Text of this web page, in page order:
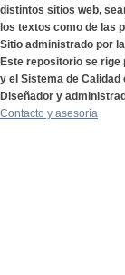
distintos sitios web,
los textos como de las
Sitio administrado por
Este repositorio se
y el Sistema de
Diseñador y
Contacto y asesoría